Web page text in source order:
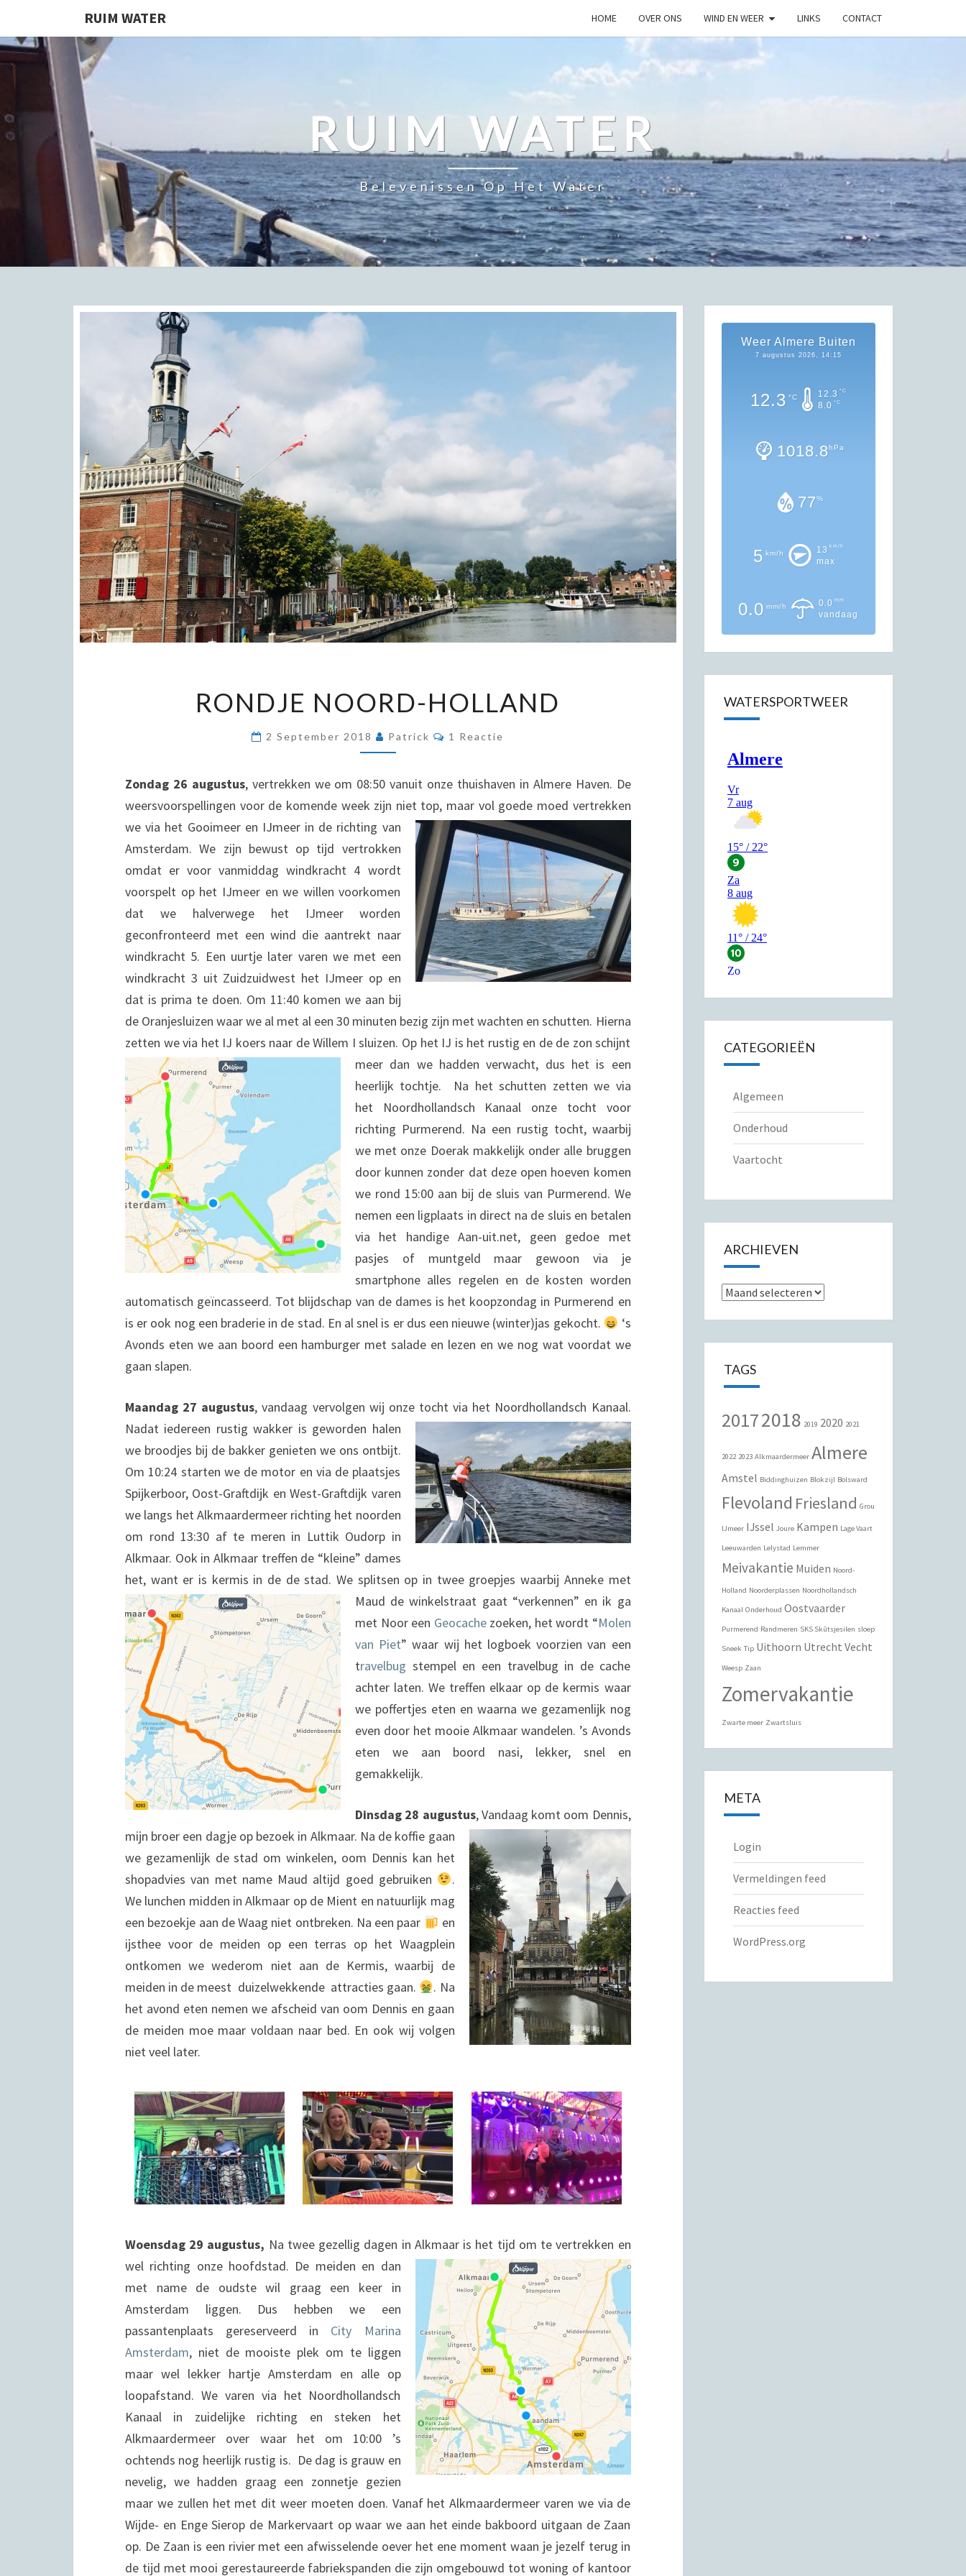
RUIM WATER HOME OVER ONS WIND EN WEER LINKS CONTACT
RUIM WATER
Belevenissen Op Het Water
NOORD-
RONDJE NOORD-HOLLAND
2 September 2018 Patrick Reacties
1 Reactie
Zondag 26 augustus, vertrekken we om 08:50 vanuit onze thuishaven in Almere Haven. De
weersvoorspellingen voor de komende week zijn niet top, maar vol goede moed vertrekken
we via het Gooimeer en IJmeer in de richting van
Amsterdam. We zijn bewust op tijd vertrokken
omdat er voor vanmiddag windkracht 4 wordt
voorspelt op het IJmeer en we willen voorkomen
dat we halverwege het IJmeer worden
geconfronteerd met een wind die aantrekt naar
windkracht 5. Een uurtje later varen we met een
windkracht 3 uit Zuidzuidwest het IJmeer op en
dat is prima te doen. Om 11:40 komen we aan bij
de Oranjesluizen waar we al met al een 30 minuten bezig zijn met wachten en schutten. Hierna
zetten we via het IJ koers naar de Willem I sluizen. Op het IJ is het rustig en de de zon schijnt
meer dan we hadden verwacht, dus het is een
heerlijk tochtje. Na het schutten zetten we via
het Noordhollandsch Kanaal onze tocht voor
richting Purmerend. Na een rustig tocht, waarbij
we met onze Doerak makkelijk onder alle bruggen
door kunnen zonder dat deze open hoeven komen
we rond 15:00 aan bij de sluis van Purmerend. We
nemen een ligplaats in direct na de sluis en betalen
via het handige Aan-uit.net, geen gedoe met
pasjes of muntgeld maar gewoon via je
smartphone alles regelen en de kosten worden
automatisch geïncasseerd. Tot blijdschap van de dames is het koopzondag in Purmerend en
is er ook nog een braderie in de stad. En al snel is er dus een nieuwe (winter)jas gekocht.
‘s
Avonds eten we aan boord een hamburger met salade en lezen en we nog wat voordat we
gaan slapen.
Maandag 27 augustus, vandaag vervolgen wij onze tocht via het Noordhollandsch Kanaal.
Nadat iedereen rustig wakker is geworden halen
we broodjes bij de bakker genieten we ons ontbijt.
Om 10:24 starten we de motor en via de plaatsjes
Spijkerboor, Oost-Graftdijk en West-Graftdijk varen
we langs het Alkmaardermeer richting het noorden
om rond 13:30 af te meren in Luttik Oudorp in
Alkmaar. Ook in Alkmaar treffen de “kleine” dames
het, want er is kermis in de de stad. We splitsen op in twee groepjes waarbij Anneke met
Maud de winkelstraat gaat “verkennen” en ik ga
met Noor een Geocachezoeken, het wordt “Molen
van Piet” waar wij het logboek voorzien van een
travelbug stempel en een travelbug in de cache
achter laten. We treffen elkaar op de kermis waar
we poffertjes eten en waarna we gezamenlijk nog
even door het mooie Alkmaar wandelen. ’s Avonds
eten we aan boord nasi, lekker, snel en
gemakkelijk.
Dinsdag 28 augustus, Vandaag komt oom Dennis,
mijn broer een dagje op bezoek in Alkmaar. Na de koffie gaan
we gezamenlijk de stad om winkelen, oom Dennis kan het
shopadvies van met name Maud altijd goed gebruiken
.
We lunchen midden in Alkmaar op de Mient en natuurlijk mag
een bezoekje aan de Waag niet ontbreken. Na een paar
en
ijsthee voor de meiden op een terras op het Waagplein
ontkomen we wederom niet aan de Kermis, waarbij de
meiden in de meest duizelwekkende attracties gaan.
. Na
het avond eten nemen we afscheid van oom Dennis en gaan
de meiden moe maar voldaan naar bed. En ook wij volgen
niet veel later.
Woensdag 29 augustus, Na twee gezellig dagen in Alkmaar is het tijd om te vertrekken en
wel richting onze hoofdstad. De meiden en dan
met name de oudste wil graag een keer in
Amsterdam liggen. Dus hebben we een
passantenplaats gereserveerd in City Marina
Amsterdam, niet de mooiste plek om te liggen
maar wel lekker hartje Amsterdam en alle op
loopafstand. We varen via het Noordhollandsch
Kanaal in zuidelijke richting en steken het
Alkmaardermeer over waar het om 10:00 ’s
ochtends nog heerlijk rustig is. De dag is grauw en
nevelig, we hadden graag een zonnetje gezien
maar we zullen het met dit weer moeten doen. Vanaf het Alkmaardermeer varen we via de
Wijde- en Enge Sierop de Markervaart op waar we aan het einde bakboord uitgaan de Zaan
op. De Zaan is een rivier met een afwisselende oever het ene moment waan je jezelf terug in
de tijd met mooi gerestaureerde fabriekspanden die zijn omgebouwd tot woning of kantoor
Weer Almere Buiten
7 augustus 2026, 14:15
12.3 °C 12.3 °C
8.0 °C
1018.8hPa
77%
5 km/h 13 km/h
max
0.0 mm/h 0.0 mm
vandaag
WATERSPORTWEER
CATEGORIEËN
Algemeen
Onderhoud
Vaartocht
ARCHIEVEN
Archieven
TAGS
20172018 2019 2020 2021
2022 2023 Alkmaardermeer Almere
Amstel Biddinghuizen Blokzijl Bolsward
Flevoland Friesland Grou
IJmeer IJssel Joure Kampen Lage Vaart
Leeuwarden Lelystad Lemmer
Meivakantie Muiden Noord-
Holland Noorderplassen Noordhollandsch
Kanaal Onderhoud Oostvaarder
Purmerend Randmeren SKS Skûtsjesilen sloep
Sneek Tip Uithoorn Utrecht Vecht
Weesp Zaan
Zomervakantie
Zwarte meer Zwartsluis
META
Login
Vermeldingen feed
Reacties feed
WordPress.org